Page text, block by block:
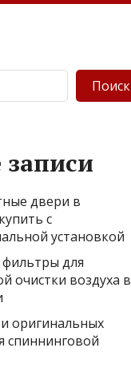
Поиск
двери в
с
установкой
для
очистки воздуха в
оригинальных
спиннинговой